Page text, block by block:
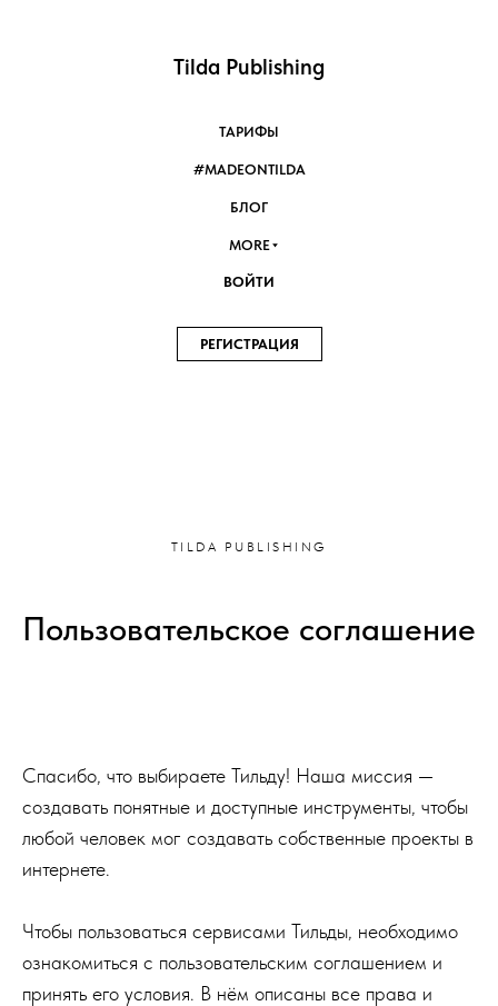
Tilda Publishing
ТАРИФЫ
#MADEONTILDA
БЛОГ
MORE
ВОЙТИ
РЕГИСТРАЦИЯ
TILDA PUBLISHING
Пользовательское соглашение
Спасибо, что выбираете Тильду! Наша миссия —
создавать понятные и доступные инструменты, чтобы
любой человек мог создавать собственные проекты в
интернете.
Чтобы пользоваться сервисами Тильды, необходимо
ознакомиться с пользовательским соглашением и
принять его условия. В нём описаны все права и